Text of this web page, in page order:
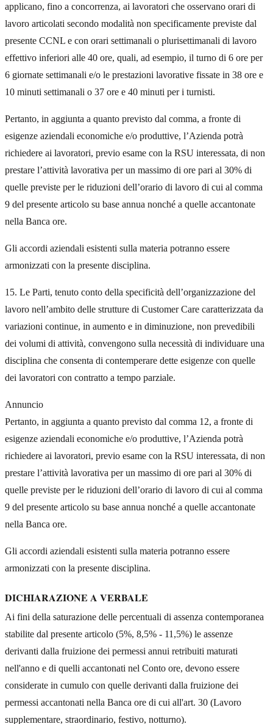
applicano, fino a concorrenza, ai lavoratori che osservano orari di
lavoro articolati secondo modalità non specificamente previste dal
presente CCNL e con orari settimanali o plurisettimanali di lavoro
effettivo inferiori alle 40 ore, quali, ad esempio, il turno di 6 ore per
6 giornate settimanali e/o le prestazioni lavorative fissate in 38 ore e
10 minuti settimanali o 37 ore e 40 minuti per i turnisti.
Pertanto, in aggiunta a quanto previsto dal comma, a fronte di
esigenze aziendali economiche e/o produttive, l’Azienda potrà
richiedere ai lavoratori, previo esame con la RSU interessata, di non
prestare l’attività lavorativa per un massimo di ore pari al 30% di
quelle previste per le riduzioni dell’orario di lavoro di cui al comma
9 del presente articolo su base annua nonché a quelle accantonate
nella Banca ore.
Gli accordi aziendali esistenti sulla materia potranno essere
armonizzati con la presente disciplina.
15. Le Parti, tenuto conto della specificità dell’organizzazione del
lavoro nell’ambito delle strutture di Customer Care caratterizzata da
variazioni continue, in aumento e in diminuzione, non prevedibili
dei volumi di attività, convengono sulla necessità di individuare una
disciplina che consenta di contemperare dette esigenze con quelle
dei lavoratori con contratto a tempo parziale.
Annuncio
Pertanto, in aggiunta a quanto previsto dal comma 12, a fronte di
esigenze aziendali economiche e/o produttive, l’Azienda potrà
richiedere ai lavoratori, previo esame con la RSU interessata, di non
prestare l’attività lavorativa per un massimo di ore pari al 30% di
quelle previste per le riduzioni dell’orario di lavoro di cui al comma
9 del presente articolo su base annua nonché a quelle accantonate
nella Banca ore.
Gli accordi aziendali esistenti sulla materia potranno essere
armonizzati con la presente disciplina.
DICHIARAZIONE A VERBALE
Ai fini della saturazione delle percentuali di assenza contemporanea
stabilite dal presente articolo (5%, 8,5% - 11,5%) le assenze
derivanti dalla fruizione dei permessi annui retribuiti maturati
nell'anno e di quelli accantonati nel Conto ore, devono essere
considerate in cumulo con quelle derivanti dalla fruizione dei
permessi accantonati nella Banca ore di cui all'art. 30 (Lavoro
supplementare, straordinario, festivo, notturno).